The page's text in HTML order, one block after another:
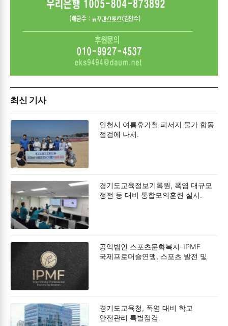
최신 기사
인천시 여름휴가철 피서지 물가 합동
점검에 나서.
경기도교육정보기록원, 폭염 대규모
정전 등 대비 통합모의훈련 실시.
공익법인 스포츠문화복지–IPMF
국제프로머슬연맹, 스포츠 발전 및
경기도교육청, 폭염 대비 학교
안전관리 특별점검.